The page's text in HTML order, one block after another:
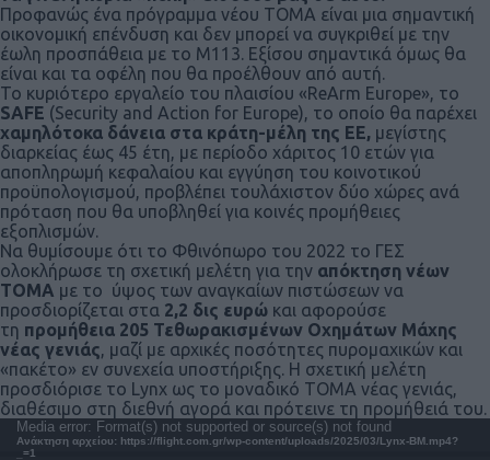
Προφανώς ένα πρόγραμμα νέου ΤΟΜΑ είναι μια σημαντική
οικονομική επένδυση και δεν μπορεί να συγκριθεί με την
έωλη προσπάθεια με το M113. Εξίσου σημαντικά όμως θα
είναι και τα οφέλη που θα προέλθουν από αυτή.
Το κυριότερο εργαλείο του πλαισίου «ReArm Europe», το
SAFE (Security and Action for Europe), το οποίο θα παρέχει
χαμηλότοκα δάνεια στα κράτη-μέλη της ΕΕ, μεγίστης
διαρκείας έως 45 έτη, με περίοδο χάριτος 10 ετών για
αποπληρωμή κεφαλαίου και εγγύηση του κοινοτικού
προϋπολογισμού, προβλέπει τουλάχιστον δύο χώρες ανά
πρόταση που θα υποβληθεί για κοινές προμήθειες
εξοπλισμών.
Να θυμίσουμε ότι το Φθινόπωρο του 2022 το ΓΕΣ
ολοκλήρωσε τη σχετική μελέτη για την απόκτηση νέων
ΤΟΜΑ με το ύψος των αναγκαίων πιστώσεων να
προσδιορίζεται στα 2,2 δις ευρώ και αφορούσε
τη προμήθεια 205 Τεθωρακισμένων Οχημάτων Μάχης
νέας γενιάς, μαζί με αρχικές ποσότητες πυρομαχικών και
«πακέτο» εν συνεχεία υποστήριξης. Η σχετική μελέτη
προσδιόρισε το Lynx ως το μοναδικό ΤΟΜΑ νέας γενιάς,
διαθέσιμο στη διεθνή αγορά και πρότεινε τη προμήθειά του.
Πρόγραμμα
Αναπαραγωγής
Media error: Format(s) not supported or source(s) not found
Ανάκτηση αρχείου: https://flight.com.gr/wp-content/uploads/2025/03/Lynx-BM.mp4?
_=1